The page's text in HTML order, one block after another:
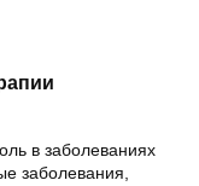
в заболеваниях
заболевания,